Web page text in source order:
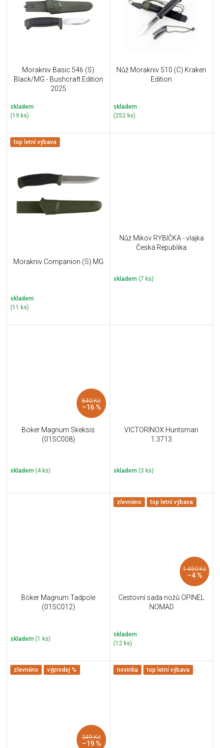
Morakniv Basic 546 (S)
Black/MG - Bushcraft Edition
2025
skladem
(19 ks)
Nůž Morakniv 510 (C) Kraken
Edition
skladem
(252 ks)
top letní výbava
Morakniv Companion (S) MG
skladem
(11 ks)
Nůž Mikov RYBIČKA - vlajka
Česká Republika
skladem (7 ks)
840 Kč
–16 %
Böker Magnum Skeksis
(01SC008)
skladem (4 ks)
VICTORINOX Huntsman
1.3713
skladem (3 ks)
Böker Magnum Tadpole
(01SC012)
skladem (1 ks)
zlevněno top letní výbava
1 450 Kč
–4 %
Cestovní sada nožů OPINEL
NOMAD
skladem
(12 ks)
zlevněno výprodej %
349 Kč
–19 %
novinka top letní výbava